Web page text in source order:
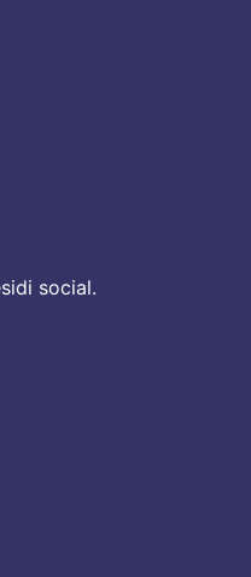
social.